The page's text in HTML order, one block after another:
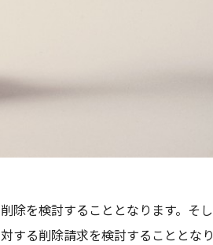
除を検討することとなります。そし
する削除請求を検討することとなり